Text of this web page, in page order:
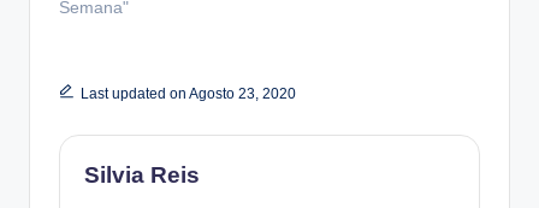
Semana"
Last updated on Agosto 23, 2020
Silvia Reis